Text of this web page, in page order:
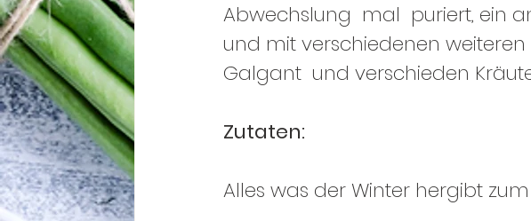
Abwechslung  mal  puriert, ein
und mit verschiedenen
Galgant  und verschieden
Zutaten:
Alles was der Winter hergibt zum